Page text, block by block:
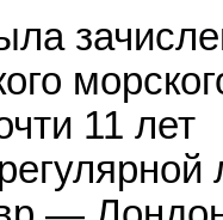
11 лет